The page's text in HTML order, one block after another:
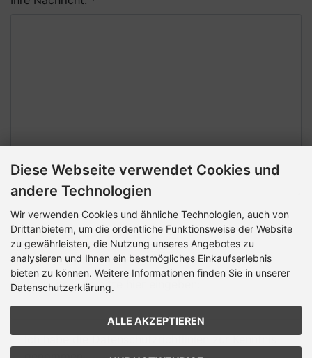
Sicherheitscode
Sicherheitscode bitte hier eingeben:
Ich habe die Datenschutzrichtlinien zur Kenntnis
Diese Webseite verwendet Cookies und
andere Technologien
Wir verwenden Cookies und ähnliche Technologien, auch von
Drittanbietern, um die ordentliche Funktionsweise der Website
zu gewährleisten, die Nutzung unseres Angebotes zu
analysieren und Ihnen ein bestmögliches Einkaufserlebnis
bieten zu können. Weitere Informationen finden Sie in unserer
Datenschutzerklärung.
ALLE AKZEPTIEREN